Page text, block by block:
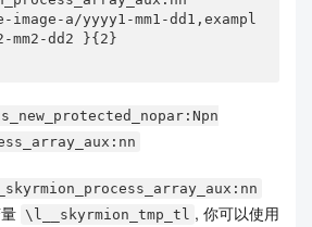
mm2-dd2 }{2}
\l__skyrmion_tmp_tl , 你可以使用